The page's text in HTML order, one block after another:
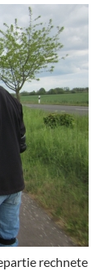
rechnete